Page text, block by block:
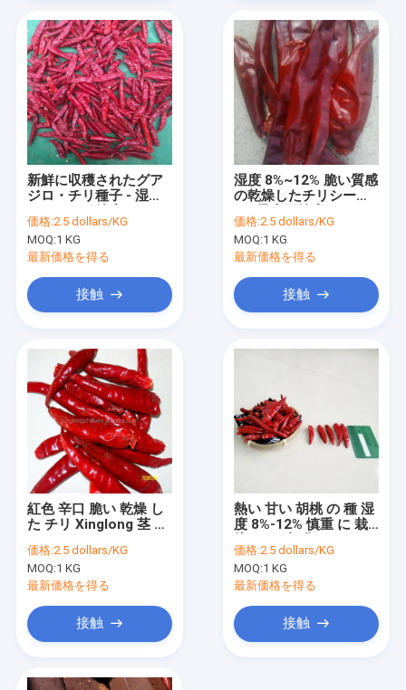
プロダクト
ビデオ
私達について
工場旅行
接触米国
ニュース
引用を要求しなさい
新鮮に収穫されたグア
ジロ・チリ種子 - 湿度
95~99%
価格:2.5 dollars/KG
MOQ:1 KG
最新価格を得る
接触
湿度 8%~12% 脆い質感
の乾燥したチリシード -
価格:2.5 dollars/KG
MOQ:1 KG
最新価格を得る
接触
紅色 辛口 脆い 乾燥 し
た チリ Xinglong 茎 が
価格:2.5 dollars/KG
MOQ:1 KG
最新価格を得る
接触
熱い 甘い 胡桃 の 種 湿
度 8%-12% 慎重 に 栽
価格:2.5 dollars/KG
MOQ:1 KG
最新価格を得る
接触